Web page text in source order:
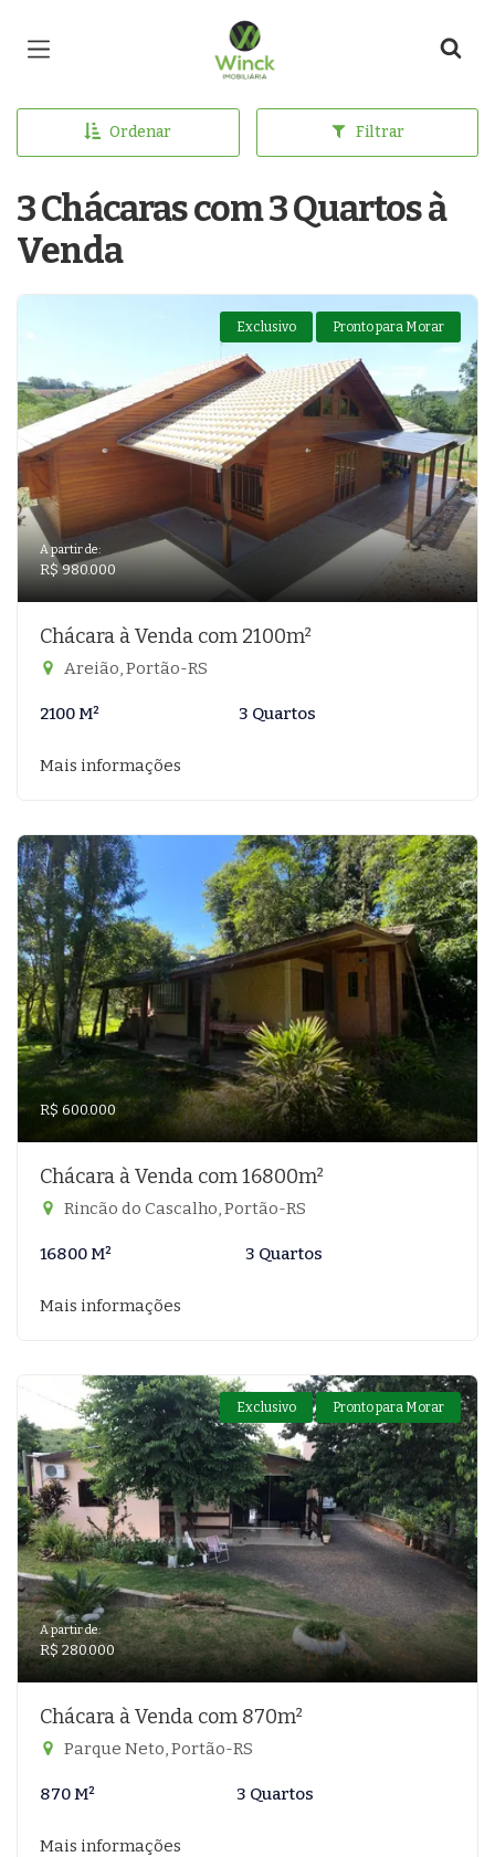
Página inicial
Ordenar Filtrar
3 Chácaras com 3 Quartos à
Venda
Exclusivo Pronto para Morar
A partir de:
R$ 980.000
Chácara à Venda com 2100m²
Areião, Portão-RS
2100 M² 3 Quartos
Mais informações
R$ 600.000
Chácara à Venda com 16800m²
Rincão do Cascalho, Portão-RS
16800 M² 3 Quartos
Mais informações
Exclusivo Pronto para Morar
A partir de:
R$ 280.000
Chácara à Venda com 870m²
Parque Neto, Portão-RS
870 M² 3 Quartos
Mais informações